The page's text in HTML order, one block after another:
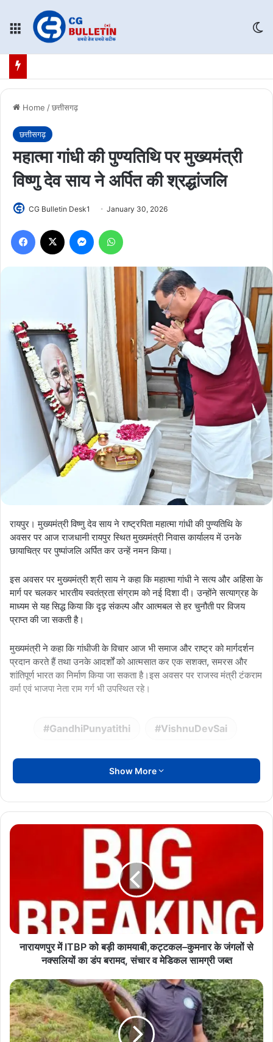
Menu
Home /छत्तीसगढ़
छत्तीसगढ़
महात्मा गांधी की पुण्यतिथि पर मुख्यमंत्री
विष्णु देव साय ने अर्पित की श्रद्धांजलि
CG Bulletin Desk1 January 30, 2026
Facebook Messenger
रायपुर। मुख्यमंत्री विष्णु देव साय ने राष्ट्रपिता महात्मा गांधी की पुण्यतिथि के
अवसर पर आज राजधानी रायपुर स्थित मुख्यमंत्री निवास कार्यालय में उनके
छायाचित्र पर पुष्पांजलि अर्पित कर उन्हें नमन किया।
इस अवसर पर मुख्यमंत्री श्री साय ने कहा कि महात्मा गांधी ने सत्य और अहिंसा के
मार्ग पर चलकर भारतीय स्वतंत्रता संग्राम को नई दिशा दी। उन्होंने सत्याग्रह के
माध्यम से यह सिद्ध किया कि दृढ़ संकल्प और आत्मबल से हर चुनौती पर विजय
प्राप्त की जा सकती है।
मुख्यमंत्री ने कहा कि गांधीजी के विचार आज भी समाज और राष्ट्र को मार्गदर्शन
प्रदान करते हैं तथा उनके आदर्शों को आत्मसात कर एक सशक्त, समरस और
शांतिपूर्ण भारत का निर्माण किया जा सकता है।इस अवसर पर राजस्व मंत्री टंकराम
वर्मा एवं भाजपा नेता राम गर्ग भी उपस्थित रहे।
GandhiPunyatithi VishnuDevSai
Show More
नारायणपुर
कुमनार
जंगलों
डंप
बरामद,
संचार
व
मेडिकल
नारायणपुर में ITBP को बड़ी कामयाबी,कट्टकल–कुमनार के जंगलों से
नक्सलियों का डंप बरामद, संचार व मेडिकल सामग्री जब्त
‘सर्पमित्र’
निकला
गांजा
तस्करी
का